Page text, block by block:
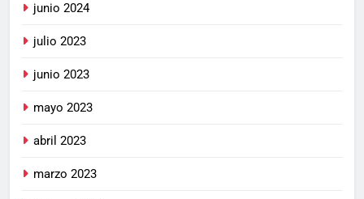
junio 2024
julio 2023
junio 2023
mayo 2023
abril 2023
marzo 2023